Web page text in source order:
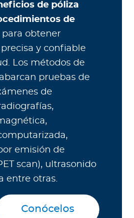
de póliza
de
para obtener
y confiable
Los métodos de
pruebas de
de
emisión de
scan), ultrasonido
entre otras.
Conócelos